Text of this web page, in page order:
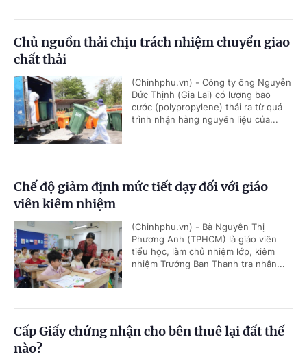
Chủ nguồn thải chịu trách nhiệm chuyển giao
chất thải
(Chinhphu.vn) - Công ty ông Nguyễn
Đức Thịnh (Gia Lai) có lượng bao
cước (polypropylene) thải ra từ quá
trình nhận hàng nguyên liệu của...
Chế độ giảm định mức tiết dạy đối với giáo
viên kiêm nhiệm
(Chinhphu.vn) - Bà Nguyễn Thị
Phương Anh (TPHCM) là giáo viên
tiểu học, làm chủ nhiệm lớp, kiêm
nhiệm Trưởng Ban Thanh tra nhân...
Cấp Giấy chứng nhận cho bên thuê lại đất thế
nào?